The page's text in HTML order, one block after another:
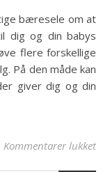
bæresele om at
dig og din babys
flere forskellige
På den måde kan
giver dig og din
Kommentarer lukkettil